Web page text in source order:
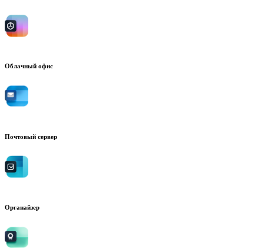
Облачный офис
Почтовый сервер
Органайзер